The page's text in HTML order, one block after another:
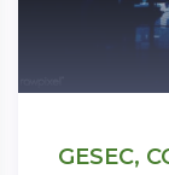
GESEC,